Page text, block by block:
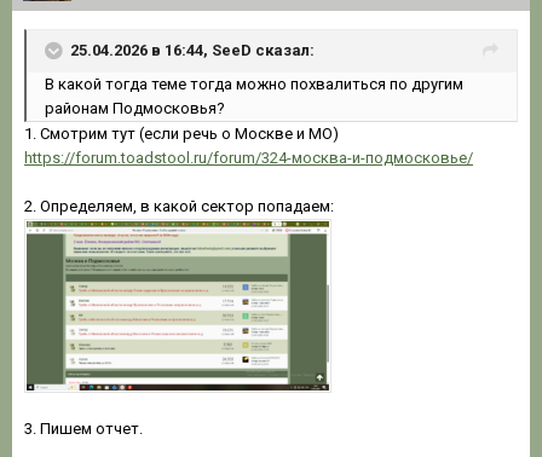
25.04.2026 в 16:44, SeeD сказал:
В какой тогда теме тогда можно похвалиться по другим
районам Подмосковья?
1. Смотрим тут (если речь о Москве и МО)
https://forum.toadstool.ru/forum/324-москва-и-подмосковье/
2. Определяем, в какой сектор попадаем:
3. Пишем отчет.